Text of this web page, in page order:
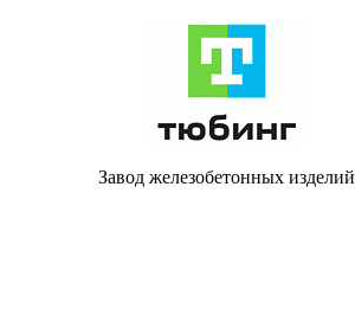
Завод железобетонных изделий